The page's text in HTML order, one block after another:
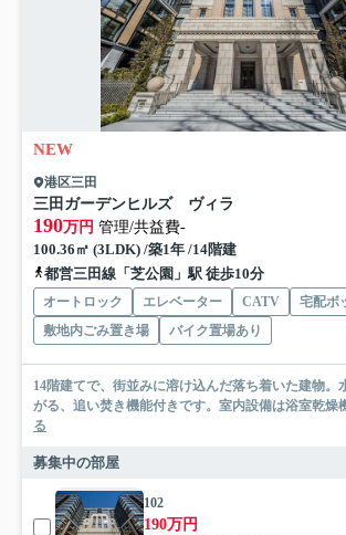
NEW
港区三田
三田ガーデンヒルズ ヴィラ
190万円 管理/共益費-
100.36㎡ (3LDK) /築1年 /14階建
都営三田線「芝公園」駅 徒歩10分
オートロック エレベーター CATV
宅配ボ
敷地内ごみ置き場
バイク置場あり
14階建てで、街並みに溶け込んだ落ち着いた建物。
がる、追い焚き機能付きです。室内設備は浴室乾燥
る
募集中の部屋
102
190万円